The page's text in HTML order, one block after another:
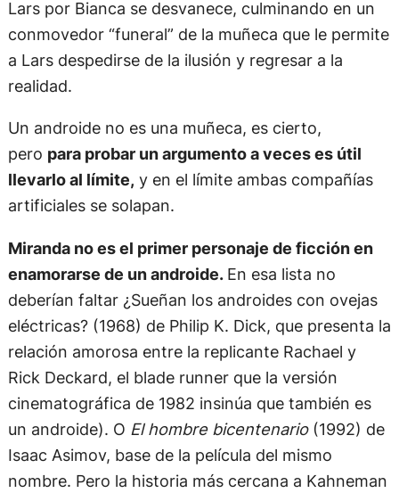
Lars por Bianca se desvanece, culminando en un
conmovedor “funeral” de la muñeca que le permite
a Lars despedirse de la ilusión y regresar a la
realidad.
Un androide no es una muñeca, es cierto,
pero para probar un argumento a veces es útil
llevarlo al límite, y en el límite ambas compañías
artificiales se solapan.
Miranda no es el primer personaje de ficción en
enamorarse de un androide. En esa lista no
deberían faltar ¿Sueñan los androides con ovejas
eléctricas? (1968) de Philip K. Dick, que presenta la
relación amorosa entre la replicante Rachael y
Rick Deckard, el blade runner que la versión
cinematográfica de 1982 insinúa que también es
un androide). O El hombre bicentenario (1992) de
Isaac Asimov, base de la película del mismo
nombre. Pero la historia más cercana a Kahneman